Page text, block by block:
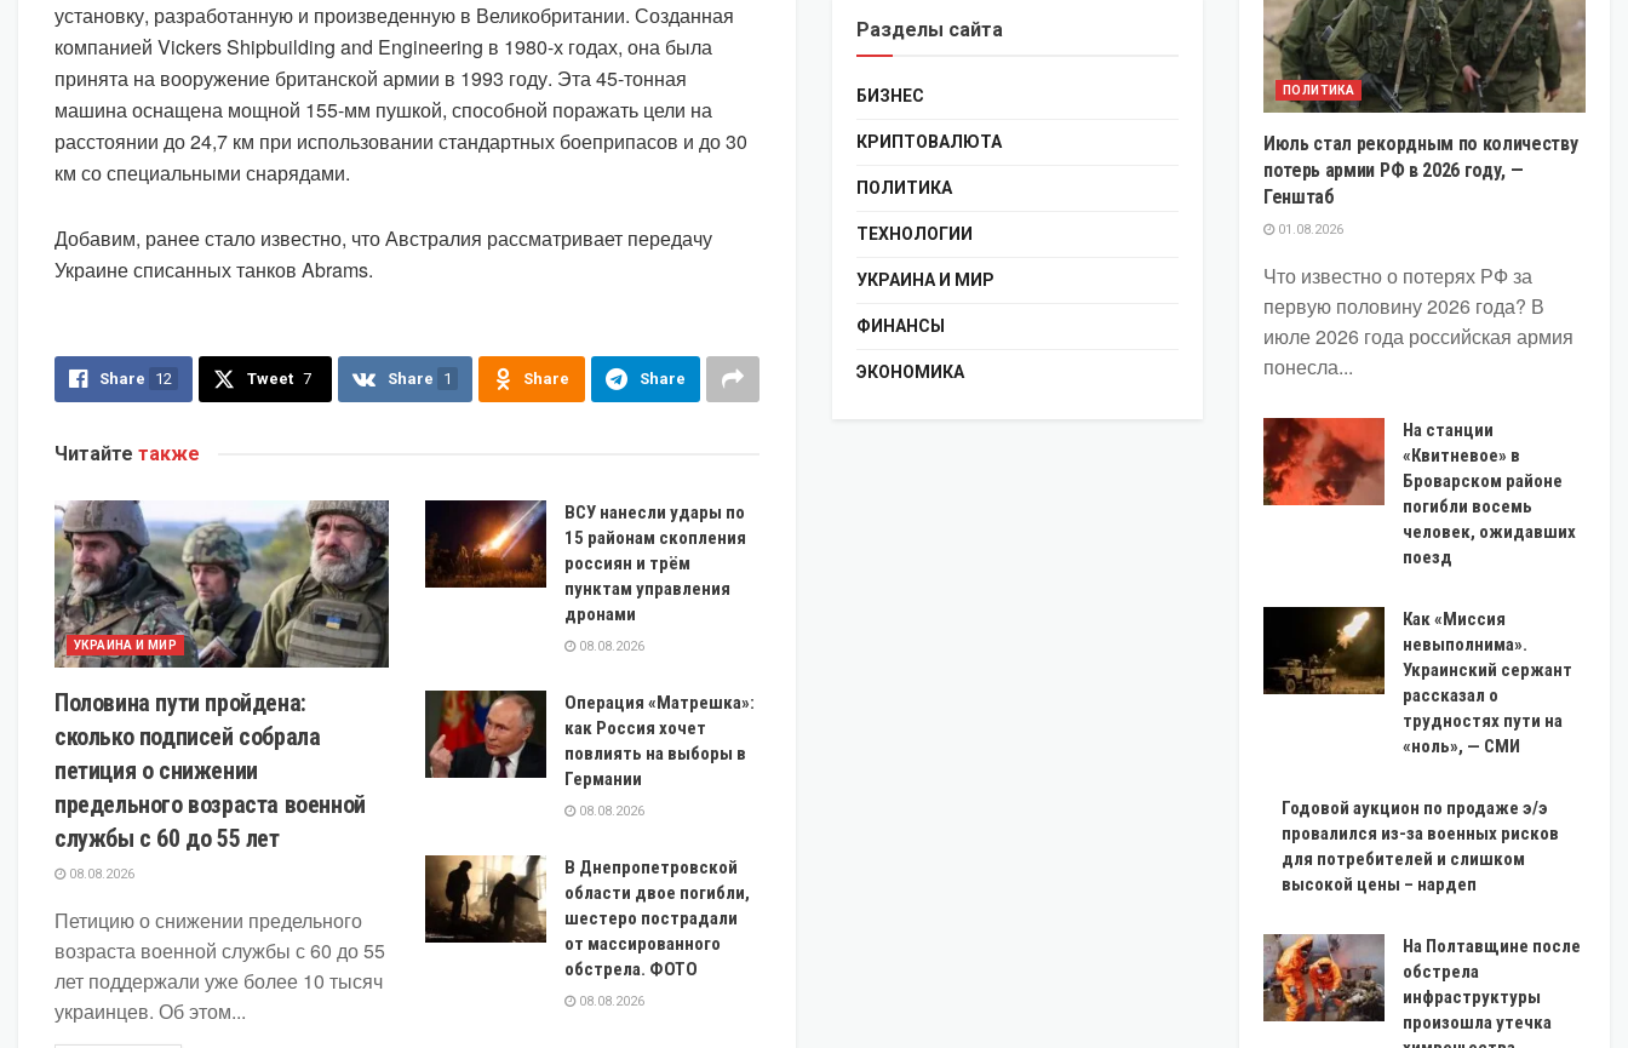
установку, разработанную и произведенную в Великобритании. Созданная
компанией Vickers Shipbuilding and Engineering в 1980-х годах, она была
принята на вооружение британской армии в 1993 году. Эта 45-тонная
машина оснащена мощной 155-мм пушкой, способной поражать цели на
расстоянии до 24,7 км при использовании стандартных боеприпасов и до 30
км со специальными снарядами.
Добавим, ранее стало известно, что Австралия рассматривает передачу
Украине списанных танков Abrams.
Share 12 Tweet 7 Share 1 Share Share
Читайте также
УКРАИНА И МИР
Половина пути пройдена:
сколько подписей собрала
петиция о снижении
предельного возраста военной
службы с 60 до 55 лет
08.08.2026
Петицию о снижении предельного
возраста военной службы с 60 до 55
лет поддержали уже более 10 тысяч
украинцев. Об этом...
ВСУ нанесли удары по
15 районам скопления
россиян и трём
пунктам управления
дронами
08.08.2026
Операция «Матрешка»:
как Россия хочет
повлиять на выборы в
Германии
08.08.2026
В Днепропетровской
области двое погибли,
шестеро пострадали
от массированного
обстрела. ФОТО
08.08.2026
Разделы сайта
БИЗНЕС
КРИПТОВАЛЮТА
ПОЛИТИКА
ТЕХНОЛОГИИ
УКРАИНА И МИР
ФИНАНСЫ
ЭКОНОМИКА
ПОЛИТИКА
Июль стал рекордным по количеству
потерь армии РФ в 2026 году, —
Генштаб
01.08.2026
Что известно о потерях РФ за
первую половину 2026 года? В
июле 2026 года российская армия
понесла...
На станции
«Квитневое» в
Броварском районе
погибли восемь
человек, ожидавших
поезд
Как «Миссия
невыполнима».
Украинский сержант
рассказал о
трудностях пути на
«ноль», — СМИ
Годовой аукцион по продаже э/э
провалился из-за военных рисков
для потребителей и слишком
высокой цены – нардеп
На Полтавщине после
обстрела
инфраструктуры
произошла утечка